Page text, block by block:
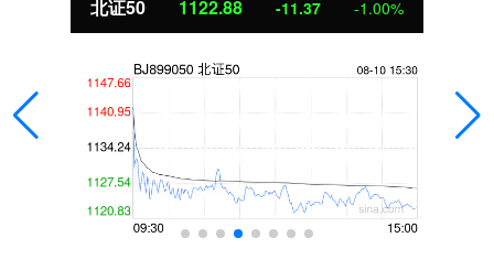
北证50 1122.88 -11.37 -1.00%